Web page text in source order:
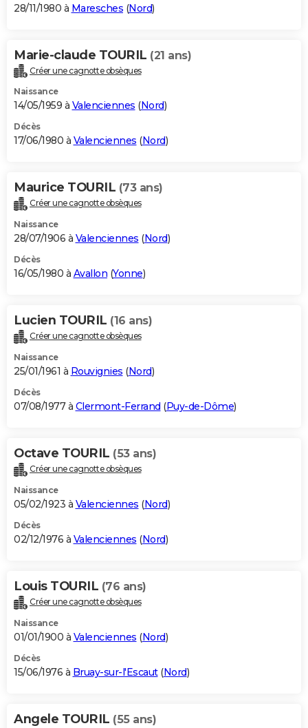
28/11/1980 à Maresches (Nord)
Marie-claude TOURIL (21 ans)
Créer une cagnotte obsèques
Naissance
14/05/1959 à Valenciennes (Nord)
Décès
17/06/1980 à Valenciennes (Nord)
Maurice TOURIL (73 ans)
Créer une cagnotte obsèques
Naissance
28/07/1906 à Valenciennes (Nord)
Décès
16/05/1980 à Avallon (Yonne)
Lucien TOURIL (16 ans)
Créer une cagnotte obsèques
Naissance
25/01/1961 à Rouvignies (Nord)
Décès
07/08/1977 à Clermont-Ferrand (Puy-de-Dôme)
Octave TOURIL (53 ans)
Créer une cagnotte obsèques
Naissance
05/02/1923 à Valenciennes (Nord)
Décès
02/12/1976 à Valenciennes (Nord)
Louis TOURIL (76 ans)
Créer une cagnotte obsèques
Naissance
01/01/1900 à Valenciennes (Nord)
Décès
15/06/1976 à Bruay-sur-l'Escaut(Nord)
Angele TOURIL (55 ans)